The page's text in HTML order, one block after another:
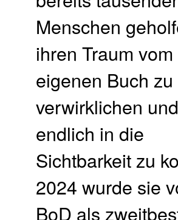
Menschen
ihren Traum vom
eigenen Buch zu
verwirklichen und
endlich in die
Sichtbarkeit zu
2024 wurde sie
BoD als